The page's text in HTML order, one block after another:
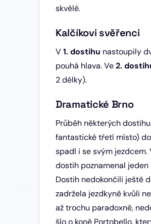
skvělé.
Kalčíkovi svěřenci
V1. dostihu nastoupily
pouhá hlava. Ve2.
2 délky).
Dramatické Brno
Průběh některých
fantastické třetí místo)
spadl i se svým
dostih poznamenal
Dostih nedokončili ještě
zadržela jezdkyně kvůli
až trochu paradoxně,
šlo o koně Portobello,